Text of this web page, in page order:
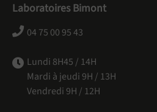
Laboratoires Bimont
04 75 00 95 43
Lundi 8H45 / 14H
Mardi à jeudi 9H / 13H
Vendredi 9H / 12H